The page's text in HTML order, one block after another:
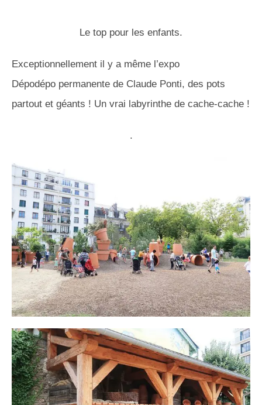
Le top pour les enfants.
Exceptionnellement il y a même l’expo
Dépodépo permanente de Claude Ponti, des pots
partout et géants ! Un vrai labyrinthe de cache-cache !
.